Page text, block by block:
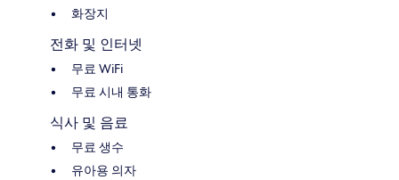
화장지
전화 및 인터넷
무료 WiFi
무료 시내 통화
식사 및 음료
무료 생수
유아용 의자